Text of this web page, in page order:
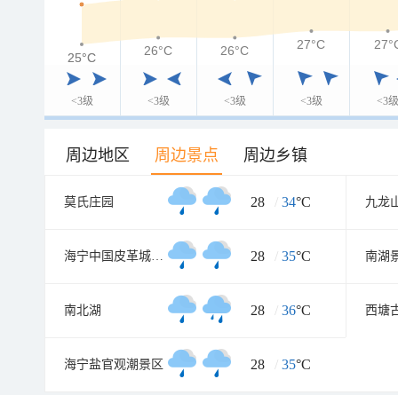
<3级 <3级 <3级 <3级 <3级
25°C
25°C 26°C 26°C 27°C
周边地区 周边景点 周边乡镇
莫氏庄园 28 / 34°C
海宁中国皮革城A座 28 / 35°C 南湖
南北湖 28 / 36°C 西塘
海宁盐官观潮景区 28 / 35°C